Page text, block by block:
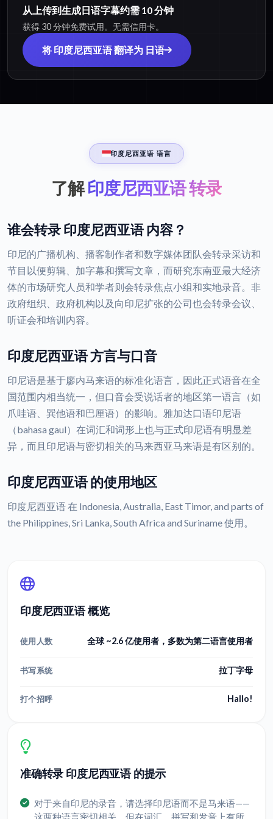
从上传到生成日语字幕约需 10 分钟
获得 30 分钟免费试用。无需信用卡。
将 印度尼西亚语 翻译为 日语
印度尼西亚语 语言
了解印度尼西亚语 转录
谁会转录 印度尼西亚语 内容？
印尼的广播机构、播客制作者和数字媒体团队会转录采访和
节目以便剪辑、加字幕和撰写文章，而研究东南亚最大经济
体的市场研究人员和学者则会转录焦点小组和实地录音。非
政府组织、政府机构以及向印尼扩张的公司也会转录会议、
听证会和培训内容。
印度尼西亚语 方言与口音
印尼语是基于廖内马来语的标准化语言，因此正式语音在全
国范围内相当统一，但口音会受说话者的地区第一语言（如
爪哇语、巽他语和巴厘语）的影响。雅加达口语印尼语
（bahasa gaul）在词汇和词形上也与正式印尼语有明显差
异，而且印尼语与密切相关的马来西亚马来语是有区别的。
印度尼西亚语 的使用地区
印度尼西亚语 在 Indonesia, Australia, East Timor, and parts of
the Philippines, Sri Lanka, South Africa and Suriname 使用。
印度尼西亚语 概览
使用人数 全球 ~2.6 亿使用者，多数为第二语言使用者
书写系统 拉丁字母
打个招呼 Hallo!
准确转录 印度尼西亚语 的提示
对于来自印尼的录音，请选择印尼语而不是马来语——
这两种语言密切相关，但在词汇、拼写和发音上有所